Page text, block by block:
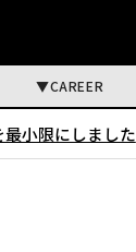
CAREER
小限にしました